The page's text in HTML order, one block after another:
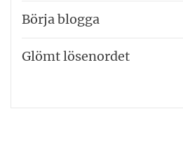
Börja blogga
Glömt lösenordet